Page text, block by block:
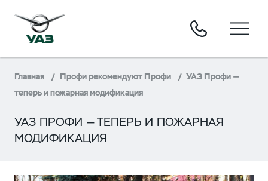
Главная Профи рекомендуют Профи
УАЗ Профи —
теперь и пожарная модификация
УАЗ ПРОФИ — ТЕПЕРЬ И ПОЖАРНАЯ
МОДИФИКАЦИЯ